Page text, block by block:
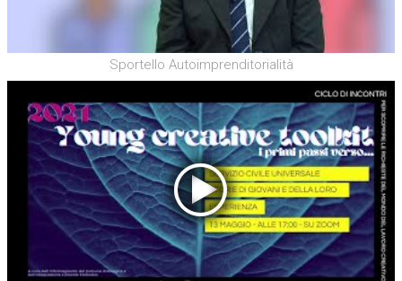
Sportello Autoimprenditorialità